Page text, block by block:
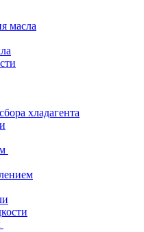
масла
хладагента